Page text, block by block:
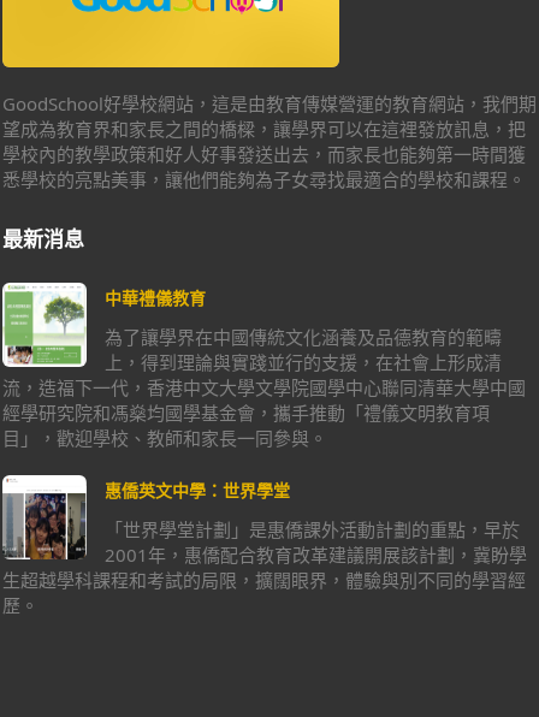
GoodSchool好學校網站，這是由教育傳媒營運的教育網站，我們期
望成為教育界和家長之間的橋樑，讓學界可以在這裡發放訊息，把
學校內的教學政策和好人好事發送出去，而家長也能夠第一時間獲
悉學校的亮點美事，讓他們能夠為子女尋找最適合的學校和課程。
最新消息
中華禮儀教育
為了讓學界在中國傳統文化涵養及品德教育的範疇
上，得到理論與實踐並行的支援，在社會上形成清
流，造福下一代，香港中文大學文學院國學中心聯同清華大學中國
經學研究院和馮燊均國學基金會，攜手推動「禮儀文明教育項
目」，歡迎學校、教師和家長一同參與。
惠僑英文中學：世界學堂
「世界學堂計劃」是惠僑課外活動計劃的重點，早於
2001年，惠僑配合教育改革建議開展該計劃，冀盼學
生超越學科課程和考試的局限，擴闊眼界，體驗與別不同的學習經
歷。